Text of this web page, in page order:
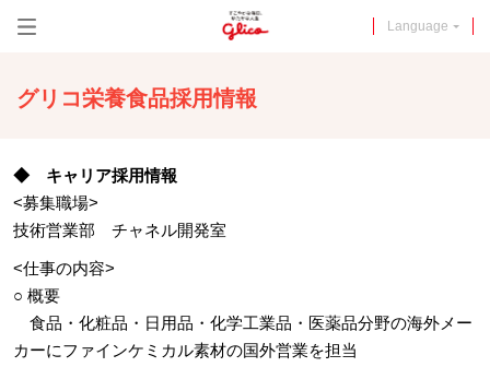
Language
グリコ栄養食品採用情報
◆ キャリア採用情報
<募集職場>
技術営業部 チャネル開発室
<仕事の内容>
○ 概要
食品・化粧品・日用品・化学工業品・医薬品分野の海外メー
カーにファインケミカル素材の国外営業を担当